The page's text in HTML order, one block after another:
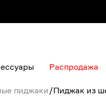
Распродажа
пиджаки/Пиджак из